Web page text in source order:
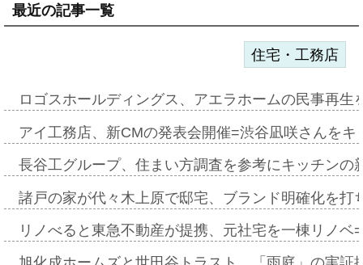
最近の記事一覧
住宅・工務店
ロゴスホールディングス、アエラホームの民事再
アイ工務店、新CMの発表会開催=渋谷凪咲さんを
長谷工グループ、住まい方調査を参考にキッチン
諸戸の家が代々木上原で邸宅、ブランド明確化を
リノべると東急不動産が提携、元社宅を一棟リノ